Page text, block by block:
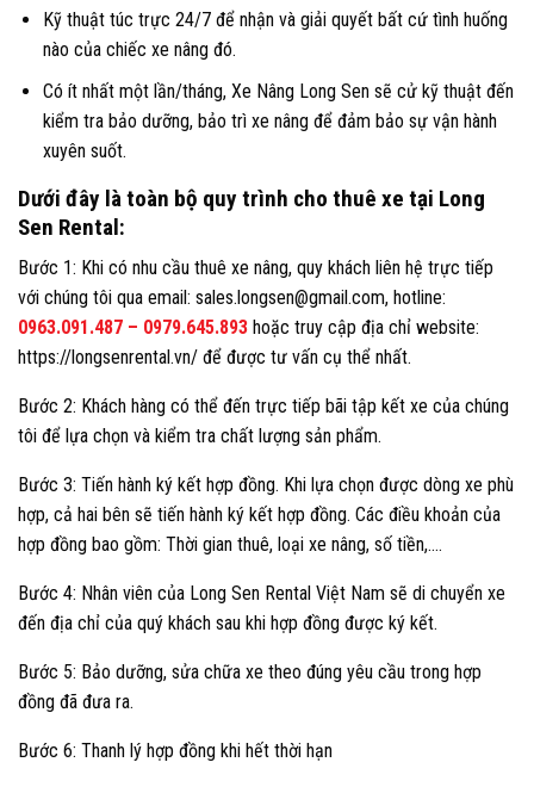
Kỹ thuật túc trực 24/7 để nhận và giải quyết bất cứ tình huống
nào của chiếc xe nâng đó.
Có ít nhất một lần/tháng, Xe Nâng Long Sen sẽ cử kỹ thuật đến
kiểm tra bảo dưỡng, bảo trì xe nâng để đảm bảo sự vận hành
xuyên suốt.
Dưới đây là toàn bộ quy trình cho thuê xe tại Long
Sen Rental:
Bước 1: Khi có nhu cầu thuê xe nâng, quy khách liên hệ trực tiếp
với chúng tôi qua email: sales.longsen@gmail.com, hotline:
0963.091.487 – 0979.645.893 hoặc truy cập địa chỉ website:
https://longsenrental.vn/ để được tư vấn cụ thể nhất.
Bước 2: Khách hàng có thể đến trực tiếp bãi tập kết xe của chúng
tôi để lựa chọn và kiểm tra chất lượng sản phẩm.
Bước 3: Tiến hành ký kết hợp đồng. Khi lựa chọn được dòng xe phù
hợp, cả hai bên sẽ tiến hành ký kết hợp đồng. Các điều khoản của
hợp đồng bao gồm: Thời gian thuê, loại xe nâng, số tiền,….
Bước 4: Nhân viên của Long Sen Rental Việt Nam sẽ di chuyển xe
đến địa chỉ của quý khách sau khi hợp đồng được ký kết.
Bước 5: Bảo dưỡng, sửa chữa xe theo đúng yêu cầu trong hợp
đồng đã đưa ra.
Bước 6: Thanh lý hợp đồng khi hết thời hạn